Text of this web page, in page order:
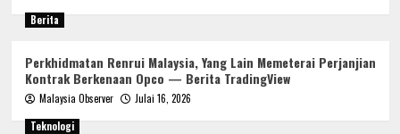
Berita
Perkhidmatan Renrui Malaysia, Yang Lain Memeterai Perjanjian
Kontrak Berkenaan Opco — Berita TradingView
Malaysia Observer
Julai 16, 2026
Teknologi